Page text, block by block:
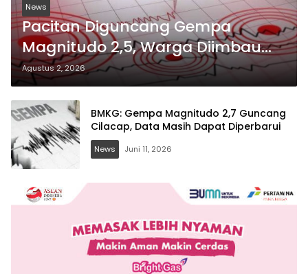
News
Pacitan Diguncang Gempa
Magnitudo 2,5, Warga Diimbau
Tetap Tenang
Agustus 2, 2026
BMKG: Gempa Magnitudo 2,7 Guncang
Cilacap, Data Masih Dapat Diperbarui
News Juni 11, 2026